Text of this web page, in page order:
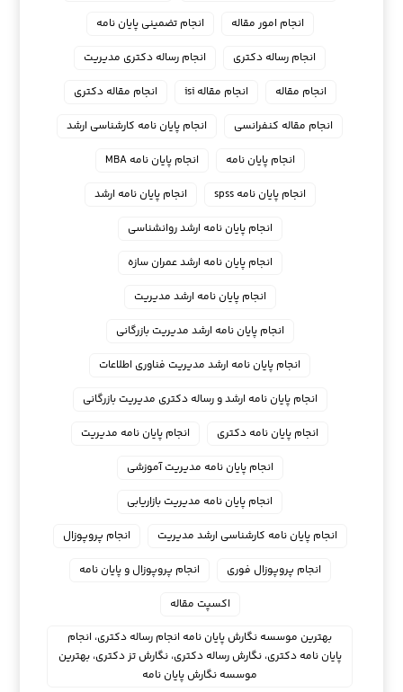
انجام امور مقاله
انجام تضمینی پایان نامه
انجام رساله دکتری
انجام رساله دکتری مدیریت
انجام مقاله
انجام مقاله isi
انجام مقاله دکتری
انجام مقاله کنفرانسی
انجام پايان نامه كارشناسي ارشد
انجام پایان نامه
انجام پایان نامه MBA
انجام پایان نامه spss
انجام پایان نامه ارشد
انجام پایان نامه ارشد روانشناسی
انجام پایان نامه ارشد عمران سازه
انجام پایان نامه ارشد مدیریت
انجام پایان نامه ارشد مدیریت بازرگانی
انجام پایان نامه ارشد مدیریت فناوری اطلاعات
انجام پایان نامه ارشد و رساله دکتری مدیریت بازرگانی
انجام پایان نامه دکتری
انجام پایان نامه مدیریت
انجام پایان نامه مدیریت آموزشی
انجام پایان نامه مدیریت بازاریابی
انجام پایان نامه کارشناسی ارشد مدیریت
انجام پروپوزال
انجام پروپوزال فوری
انجام پروپوزال و پایان نامه
اکسپت مقاله
بهترین موسسه نگارش پایان نامه انجام رساله دکتری، انجام
پایان نامه دکتری، نگارش رساله دکتری، نگارش تز دکتری، بهترین
موسسه نگارش پایان نامه